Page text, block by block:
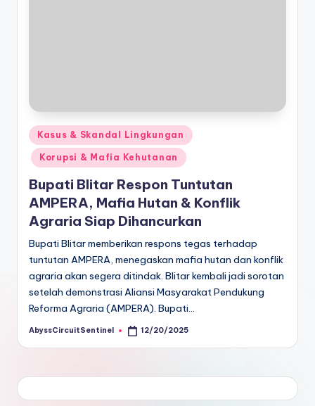
Posted
in
Kasus & Skandal Lingkungan
Korupsi & Mafia Kehutanan
Bupati Blitar Respon Tuntutan
AMPERA, Mafia Hutan & Konflik
Agraria Siap Dihancurkan
Bupati Blitar memberikan respons tegas terhadap
tuntutan AMPERA, menegaskan mafia hutan dan konflik
agraria akan segera ditindak. Blitar kembali jadi sorotan
setelah demonstrasi Aliansi Masyarakat Pendukung
Reforma Agraria (AMPERA). Bupati…
Posted
AbyssCircuitSentinel 12/20/2025